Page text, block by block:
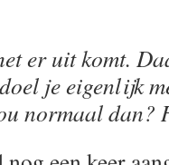
er uit komt.
je eigenlijk
normaal dan?